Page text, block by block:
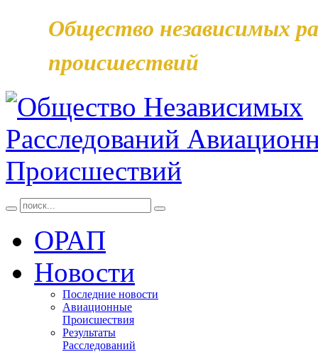
Общество независимых
происшествий
ОРАП
Новости
Последние новости
Авиационные
Происшествия
Результаты
Расследований